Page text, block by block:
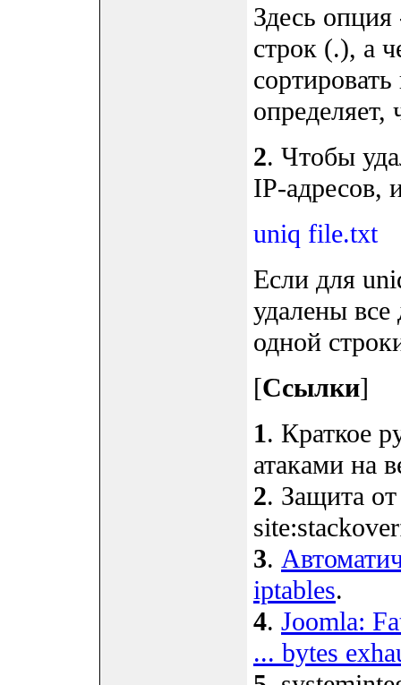
Здесь опция
строк (.), а
определяет,
2. Чтобы
IP-адресов,
uniq file.txt
Если для
удалены все
одной
[Ссылки]
1. Краткое
атаками на
2. Защита
3.
iptables.
4. Joomla:
... bytes